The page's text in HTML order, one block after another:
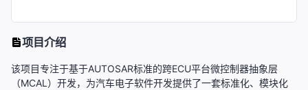
项目介绍
该项目专注于基于AUTOSAR标准的跨ECU平台微控制器抽象层
（MCAL）开发，为汽车电子软件开发提供了一套标准化、模块化